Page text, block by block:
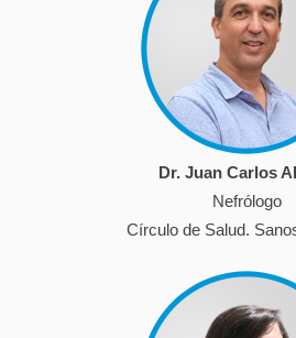
Dr. Juan Carlos
Nefrólogo
Círculo de Salud.